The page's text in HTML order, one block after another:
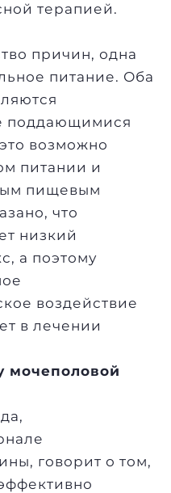
терапией.
причин, одна
питание. Оба
поддающимися
возможно
питании и
пищевым
что
низкий
а поэтому
воздействие
в лечении
мочеполовой
говорит о том,